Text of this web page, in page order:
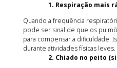
1. Respiração mais
Quando a frequência
pode ser sinal de que os
para compensar a dificuldade.
durante atividades físicas leves.
2. Chiado no peito